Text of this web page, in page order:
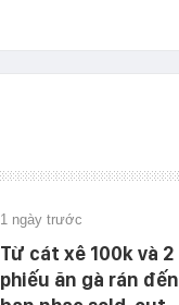
1 ngày trước
Từ cát xê 100k và 2
phiếu ăn gà rán đến